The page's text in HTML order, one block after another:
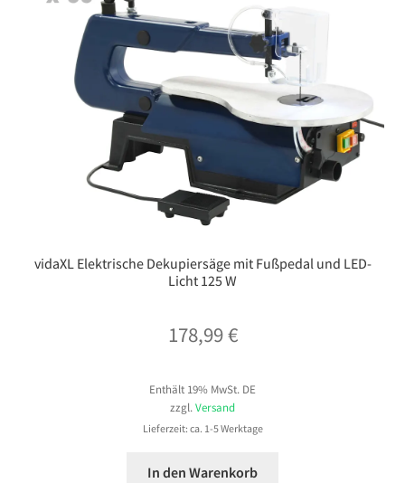
vidaXL Elektrische Dekupiersäge mit Fußpedal und LED-
Licht 125 W
178,99€
Enthält 19% MwSt. DE
zzgl.Versand
Lieferzeit: ca. 1-5 Werktage
In den Warenkorb